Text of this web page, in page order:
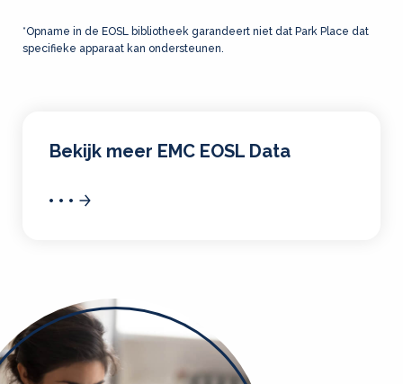
*Opname in de EOSL bibliotheek garandeert niet dat Park Place dat
specifieke apparaat kan ondersteunen.
Bekijk meer EMC EOSL Data